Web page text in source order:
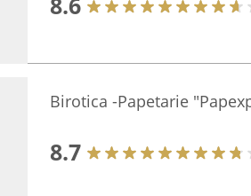
Birotica -Papetarie
8.7